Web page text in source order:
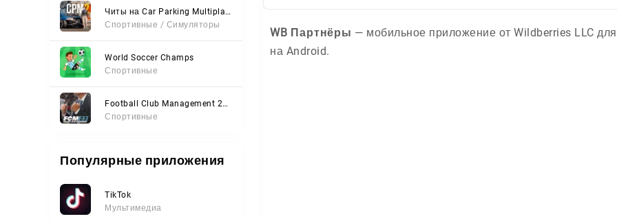
Читы на Car Parking Multiplayer 2 (Все открыто, Мод-Меню)
Спортивные / Симуляторы
World Soccer Champs
Спортивные
Football Club Management 2023
Спортивные
Популярные приложения
TikTok
Мультимедиа
WB Партнёры — мобильное приложение от Wildberries LLC
на Android.